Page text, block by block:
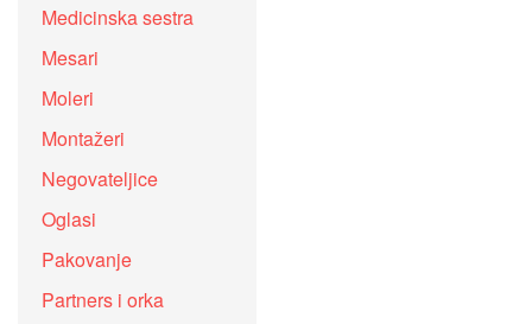
Medicinska sestra
Mesari
Moleri
Montažeri
Negovateljice
Oglasi
Pakovanje
Partners i orka